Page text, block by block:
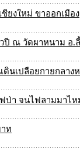
ยงใหม่ ขาออกเมือง
ปี ณ วัดผาหนาม อ.ลี้
ดินเปลือยกายกลาง
ป่า จนไฟลามมาไห
ท